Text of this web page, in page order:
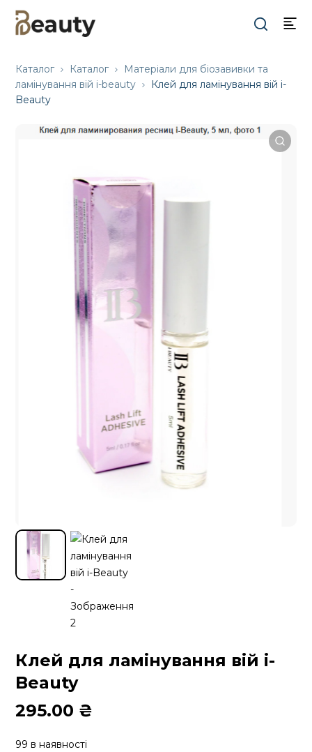
Каталог Каталог
Матеріали для біозавивки та
ламінування вій i-beauty
Клей для ламінування вій i-
Beauty
Клей для ламінування вій i-
Beauty
295.00 ₴
99 в наявності